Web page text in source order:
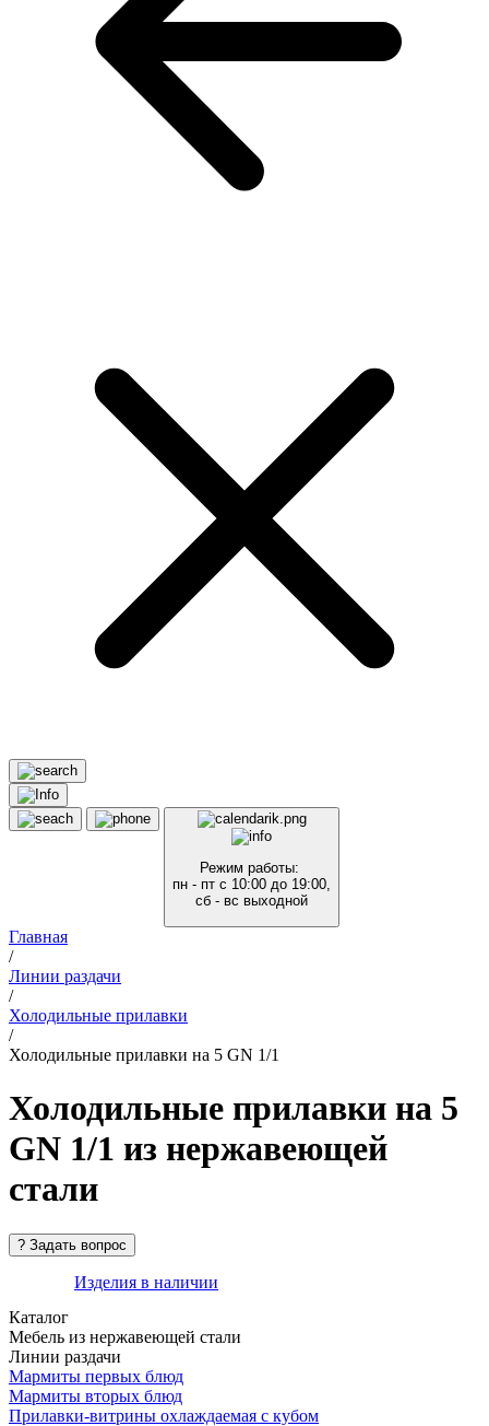
Режим работы:
пн - пт с 10:00 до 19:00,
сб - вс выходной
Главная
/
Линии раздачи
/
Холодильные прилавки
/
Холодильные прилавки на 5 GN 1/1
Холодильные прилавки на 5
GN 1/1 из нержавеющей
стали
Изделия в наличии
Каталог
Мебель из нержавеющей стали
Линии раздачи
Мармиты первых блюд
Мармиты вторых блюд
Прилавки-витрины охлаждаемая с кубом